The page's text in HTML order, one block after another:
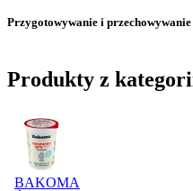
Przygotowywanie i przechowywanie
Produkty z
BAKOMA